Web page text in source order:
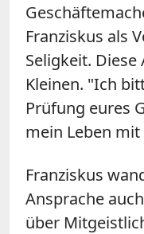
Franziskus als
Seligkeit.
Kleinen. "Ich
Prüfung eures
mein Leben
Franziskus
Ansprache
über